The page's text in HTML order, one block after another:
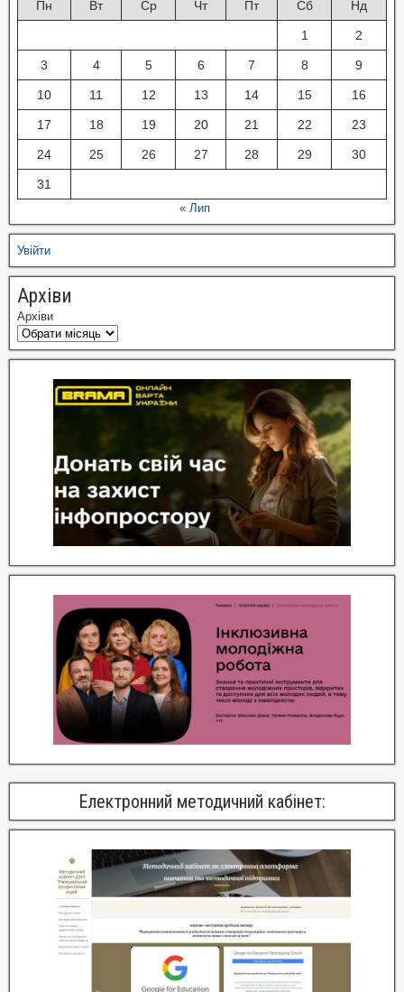
Пн Вт Ср Чт Пт Сб Нд
1 2
3 4 5 6 7 8 9
10 11 12 13 14 15 16
17 18 19 20 21 22 23
24 25 26 27 28 29 30
31
« Лип
Увійти
Архіви
Архіви
Електронний методичний кабінет: